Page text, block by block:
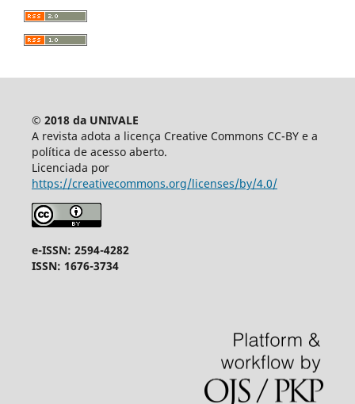
© 2018 da UNIVALE
A revista adota a licença Creative Commons CC-BY e a
política de acesso aberto.
Licenciada por
https://creativecommons.org/licenses/by/4.0/
e-ISSN: 2594-4282
ISSN: 1676-3734